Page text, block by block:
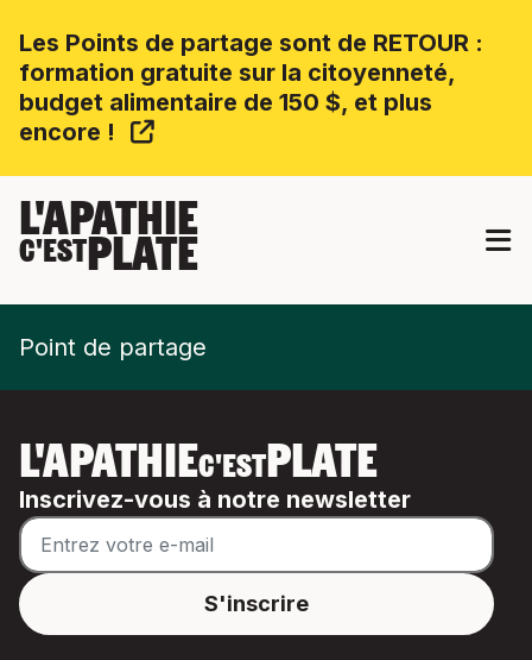
Les Points de partage sont de RETOUR :
formation gratuite sur la citoyenneté,
budget alimentaire de 150 $, et plus
encore !
L'APATHIE
C'ESTPLATE
Point de partage
L'APATHIEC'ESTPLATE
Inscrivez-vous à notre newsletter